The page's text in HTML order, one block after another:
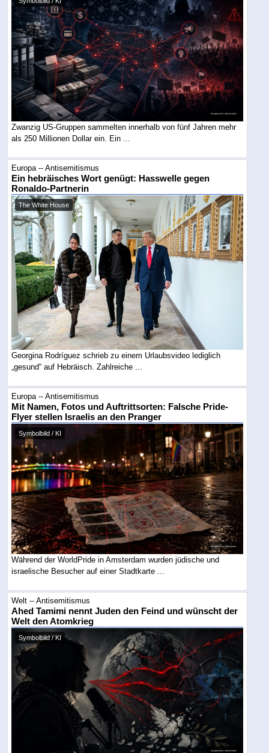
Zwanzig US-Gruppen sammelten innerhalb von fünf Jahren mehr
als 250 Millionen Dollar ein. Ein ...
Europa -- Antisemitismus
Ein hebräisches Wort genügt: Hasswelle gegen
Ronaldo-Partnerin
The White House
Georgina Rodríguez schrieb zu einem Urlaubsvideo lediglich
„gesund“ auf Hebräisch. Zahlreiche ...
Europa -- Antisemitismus
Mit Namen, Fotos und Auftrittsorten: Falsche Pride-
Flyer stellen Israelis an den Pranger
Symbolbild / KI
Während der WorldPride in Amsterdam wurden jüdische und
israelische Besucher auf einer Stadtkarte ...
Welt -- Antisemitismus
Ahed Tamimi nennt Juden den Feind und wünscht der
Welt den Atomkrieg
Symbolbild / KI